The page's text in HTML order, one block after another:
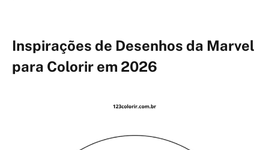
Inspirações de Desenhos da Marvel
para Colorir em 2026